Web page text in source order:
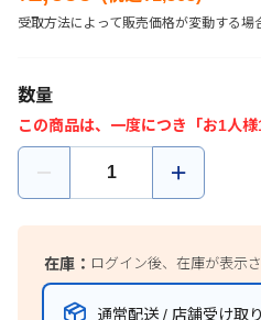
受取方法によって販売価格が変動する場
数量
この商品は、一度につき「お1人様
在庫： ログイン後、在庫が表示
通常配送 / 店舗受け取り